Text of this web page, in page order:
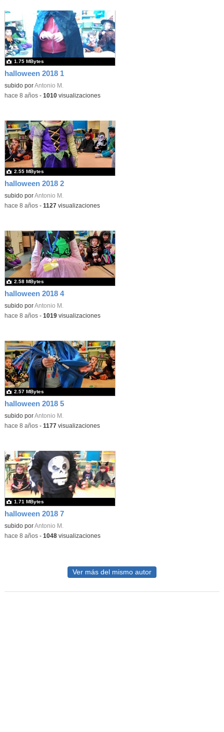
halloween 2018 1
subido porAntonio M.
1.75 MBytes
-hace 8 años- 1010visualizaciones
halloween 2018 2
subido porAntonio M.
2.55 MBytes
-hace 8 años- 1127visualizaciones
halloween 2018 4
subido porAntonio M.
2.58 MBytes
-hace 8 años- 1019visualizaciones
halloween 2018 5
subido porAntonio M.
2.57 MBytes
-hace 8 años- 1177visualizaciones
halloween 2018 7
subido porAntonio M.
1.71 MBytes
-hace 8 años- 1048visualizaciones
Ver más del mismo autor